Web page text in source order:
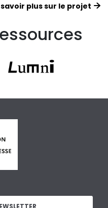
savoir plus sur le projet